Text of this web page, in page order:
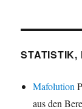
STATISTIK,
Mafolution
aus den